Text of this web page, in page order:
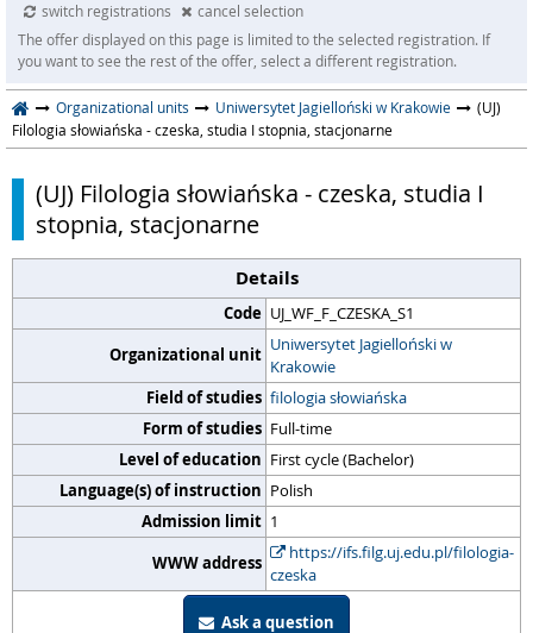
switch registrations
cancel selection
The offer displayed on this page is limited to the selected registration. If
you want to see the rest of the offer, select a different registration.
Organizational units Uniwersytet Jagielloński w Krakowie
(UJ)
Filologia słowiańska - czeska, studia I stopnia, stacjonarne
(UJ) Filologia słowiańska - czeska, studia I
stopnia, stacjonarne
Details
Code UJ_WF_F_CZESKA_S1
Organizational unit Uniwersytet Jagielloński w
Krakowie
Field of studies filologia słowiańska
Form of studies Full-time
Level of education First cycle (Bachelor)
Language(s) of instruction Polish
Admission limit 1
WWW address
https://ifs.filg.uj.edu.pl/filologia-
czeska
Ask a question